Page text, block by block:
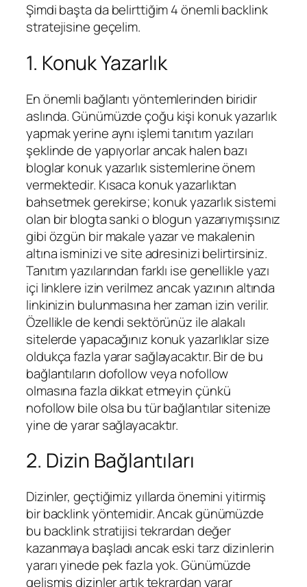
Şimdi başta da belirttiğim 4 önemli backlink
stratejisine geçelim.
1. Konuk Yazarlık
En önemli bağlantı yöntemlerinden biridir
aslında. Günümüzde çoğu kişi konuk yazarlık
yapmak yerine aynı işlemi tanıtım yazıları
şeklinde de yapıyorlar ancak halen bazı
bloglar konuk yazarlık sistemlerine önem
vermektedir. Kısaca konuk yazarlıktan
bahsetmek gerekirse; konuk yazarlık sistemi
olan bir blogta sanki o blogun yazarıymışsınız
gibi özgün bir makale yazar ve makalenin
altına isminizi ve site adresinizi belirtirsiniz.
Tanıtım yazılarından farklı ise genellikle yazı
içi linklere izin verilmez ancak yazının altında
linkinizin bulunmasına her zaman izin verilir.
Özellikle de kendi sektörünüz ile alakalı
sitelerde yapacağınız konuk yazarlıklar size
oldukça fazla yarar sağlayacaktır. Bir de bu
bağlantıların dofollow veya nofollow
olmasına fazla dikkat etmeyin çünkü
nofollow bile olsa bu tür bağlantılar sitenize
yine de yarar sağlayacaktır.
2. Dizin Bağlantıları
Dizinler, geçtiğimiz yıllarda önemini yitirmiş
bir backlink yöntemidir. Ancak günümüzde
bu backlink stratijisi tekrardan değer
kazanmaya başladı ancak eski tarz dizinlerin
yararı yinede pek fazla yok. Günümüzde
gelişmiş dizinler artık tekrardan yarar